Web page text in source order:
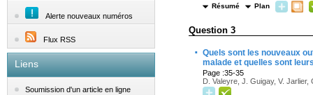
Alerte nouveaux numéros
Flux RSS
Liens
Soumission d'un article en ligne
Résumé Plan
Question 3
· Quels sont les nouveaux
malade et quelles sont
Page :35-35
D. Valeyre, J. Guigay, V.